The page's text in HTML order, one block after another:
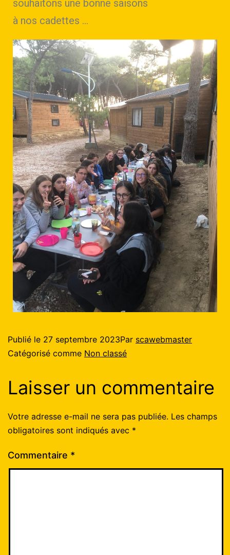
souhaitons une bonne saisons
à nos cadettes …
Publié le 27 septembre 2023Par scawebmaster
Catégorisé comme Non classé
Laisser un commentaire
Votre adresse e-mail ne sera pas publiée. Les champs
obligatoires sont indiqués avec *
Commentaire *